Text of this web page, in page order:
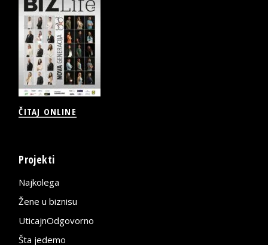
ČITAJ ONLINE
Projekti
Najkolega
Žene u biznisu
UticajnOdgovorno
Šta jedemo